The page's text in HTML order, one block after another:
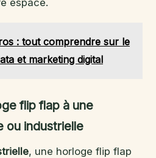
: tout comprendre sur le
et marketing digital
flip flap à une
ou industrielle
, une horloge flip flap